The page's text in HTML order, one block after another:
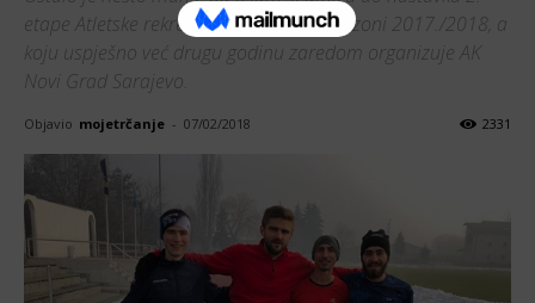
etape Atletske rekreativne lige (ARL) u sezoni 2017./2018, a
koju uspješno već drugu godinu zaredom organizuje AK
Novi Grad Sarajevo.
Objavio mojetrčanje - 07/02/2018 2331